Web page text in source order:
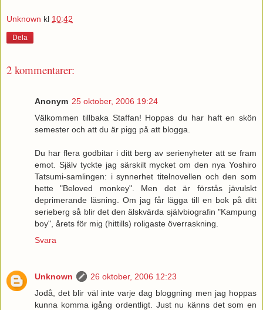
Unknown kl 10:42
Dela
2 kommentarer:
Anonym 25 oktober, 2006 19:24
Välkommen tillbaka Staffan! Hoppas du har haft en skön
semester och att du är pigg på att blogga.
Du har flera godbitar i ditt berg av serienyheter att se fram
emot. Själv tyckte jag särskilt mycket om den nya Yoshiro
Tatsumi-samlingen: i synnerhet titelnovellen och den som
hette "Beloved monkey". Men det är förstås jävulskt
deprimerande läsning. Om jag får lägga till en bok på ditt
serieberg så blir det den älskvärda självbiografin "Kampung
boy", årets för mig (hittills) roligaste överraskning.
Svara
Unknown
26 oktober, 2006 12:23
Jodå, det blir väl inte varje dag bloggning men jag hoppas
kunna komma igång ordentligt. Just nu känns det som en